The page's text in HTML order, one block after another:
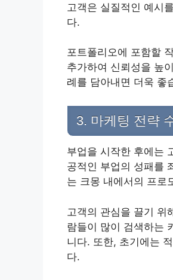
고객은 실질적인 예시
다.
포트폴리오에 포함할
추가하여 신뢰성을 높
례를 담아내면 더욱 좋
3. 마케팅 전략
부업을 시작한 후에는
공적인 부업의 성패를
는 크몽 내에서의 프로
고객의 관심을 끌기 위
람들이 많이 검색하는
니다. 또한, 초기에는
다.